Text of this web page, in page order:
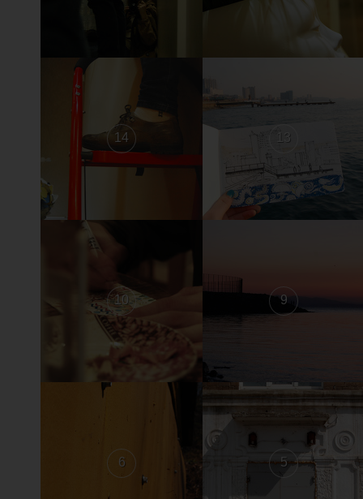
14 13
10 9
6 5